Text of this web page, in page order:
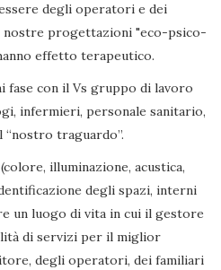
degli operatori e dei
nostre progettazioni "eco-psico-
effetto terapeutico.
con il Vs gruppo di lavoro
infermieri, personale sanitario,
traguardo”.
illuminazione, acustica,
degli spazi, interni
un luogo di vita in cui il gestore
di servizi per il miglior
degli operatori, dei familiari